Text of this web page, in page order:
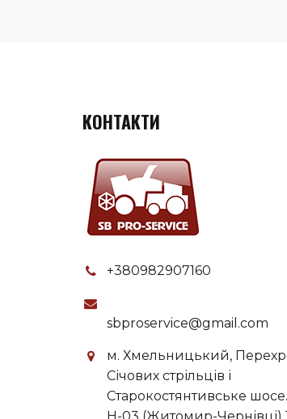
КОНТАКТИ
+380982907160
sbproservice@gmail.com
м. Хмельницький,
Січових стрільців і
Старокостянтивське